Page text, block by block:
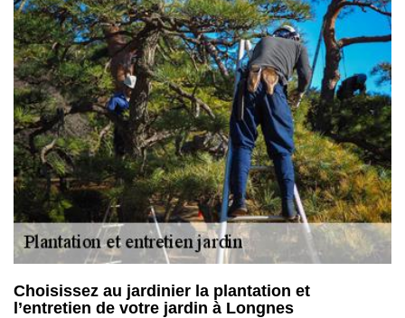
Choisissez au jardinier la plantation et
l’entretien de votre jardin à Longnes